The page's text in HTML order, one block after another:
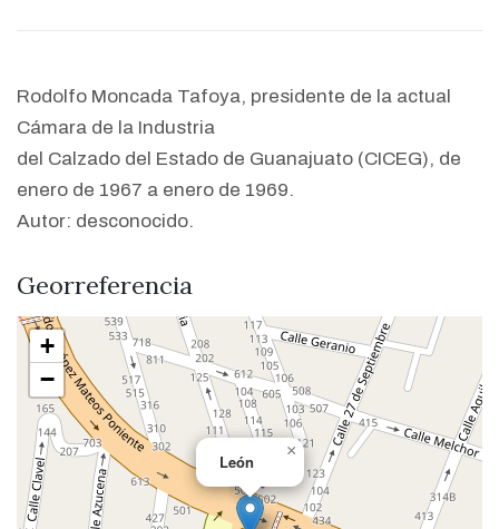
Rodolfo Moncada Tafoya, presidente de la actual
Cámara de la Industria
del Calzado del Estado de Guanajuato (CICEG), de
enero de 1967 a enero de 1969.
Autor: desconocido.
Georreferencia
León
×
+
−